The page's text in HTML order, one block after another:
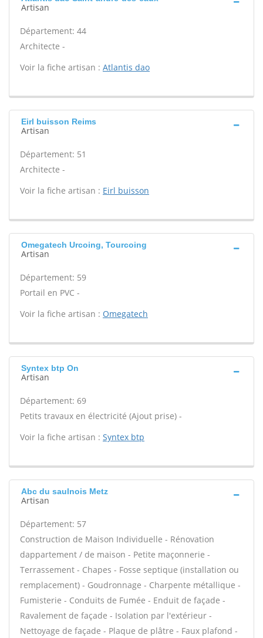
Artisan
Département: 44
Architecte -
Voir la fiche artisan : Atlantis dao
Eirl buisson Reims
Artisan
Département: 51
Architecte -
Voir la fiche artisan : Eirl buisson
Omegatech Urcoing, Tourcoing
Artisan
Département: 59
Portail en PVC -
Voir la fiche artisan : Omegatech
Syntex btp On
Artisan
Département: 69
Petits travaux en électricité (Ajout prise) -
Voir la fiche artisan : Syntex btp
Abc du saulnois Metz
Artisan
Département: 57
Construction de Maison Individuelle - Rénovation
dappartement / de maison - Petite maçonnerie -
Terrassement - Chapes - Fosse septique (installation ou
remplacement) - Goudronnage - Charpente métallique -
Fumisterie - Conduits de Fumée - Enduit de façade -
Ravalement de façade - Isolation par l'extérieur -
Nettoyage de façade - Plaque de plâtre - Faux plafond -